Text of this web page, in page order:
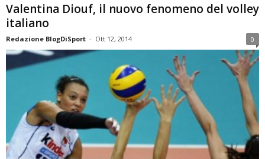
Valentina Diouf, il nuovo fenomeno del volley
italiano
Redazione BlogDiSport - Ott 12, 2014 0